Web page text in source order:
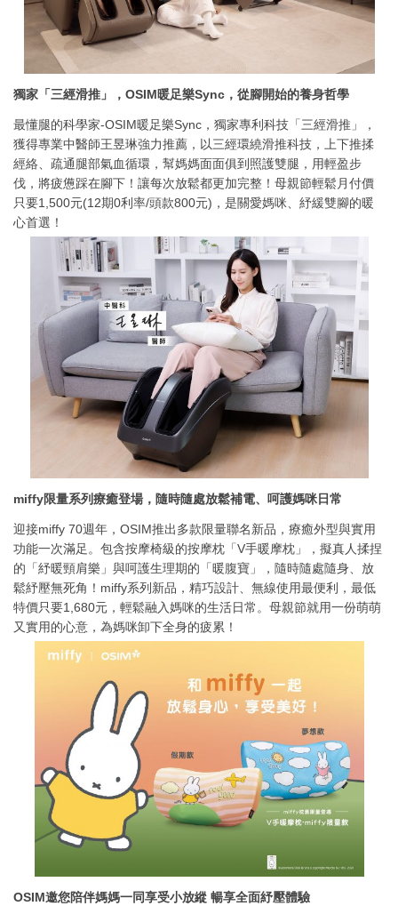
獨家「三經滑推」，OSIM暖足樂Sync，從腳開始的養身哲學
最懂腿的科學家-OSIM暖足樂Sync，獨家專利科技「三經滑推」，
獲得專業中醫師王昱琳強力推薦，以三經環繞滑推科技，上下推揉
經絡、疏通腿部氣血循環，幫媽媽面面俱到照護雙腿，用輕盈步
伐，將疲憊踩在腳下！讓每次放鬆都更加完整！母親節輕鬆月付價
只要1,500元(12期0利率/頭款800元)，是關愛媽咪、紓緩雙腳的暖
心首選！
miffy限量系列療癒登場，隨時隨處放鬆補電、呵護媽咪日常
迎接miffy 70週年，OSIM推出多款限量聯名新品，療癒外型與實用
功能一次滿足。包含按摩椅級的按摩枕「V手暖摩枕」，擬真人揉捏
的「紓暖頸肩樂」與呵護生理期的「暖腹寶」，隨時隨處隨身、放
鬆紓壓無死角！miffy系列新品，精巧設計、無線使用最便利，最低
特價只要1,680元，輕鬆融入媽咪的生活日常。母親節就用一份萌萌
又實用的心意，為媽咪卸下全身的疲累！
OSIM邀您陪伴媽媽一同享受小放縱 暢享全面紓壓體驗